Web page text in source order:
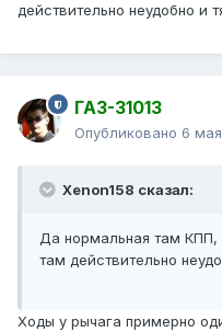
действительно неудобно и
ГАЗ-31013
Опубликовано 6
Xenon158 сказал:
Да нормальная там КПП,
там действительно
Ходы у рычага примерно